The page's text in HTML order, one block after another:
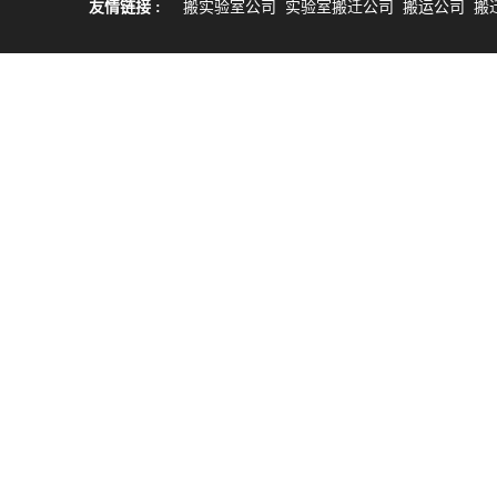
友情链接 : 搬实验室公司 实验室搬迁公司 搬运公司 搬